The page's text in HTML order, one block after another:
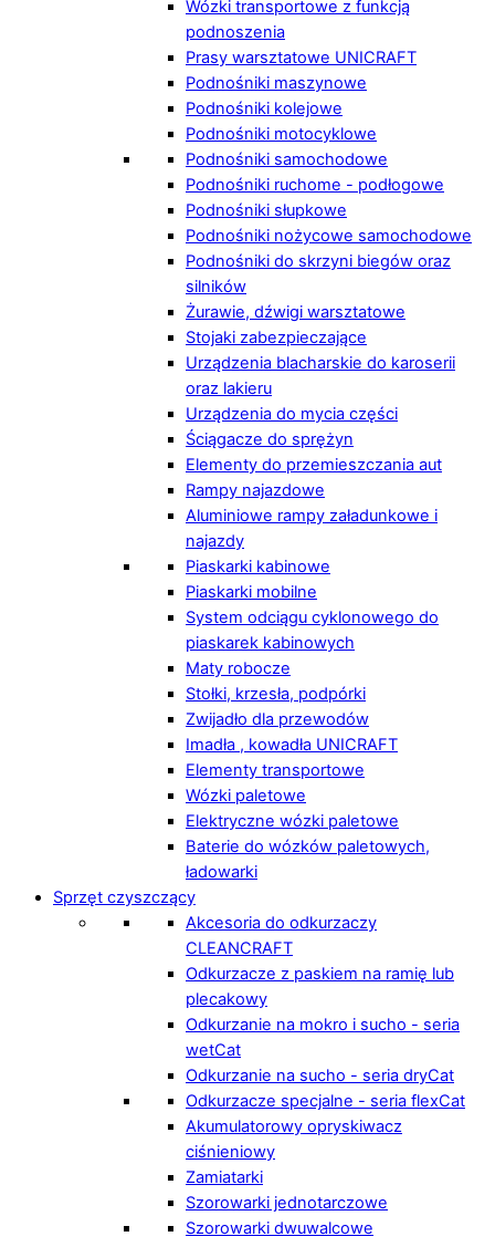
Wózki transportowe z funkcją
podnoszenia
Prasy warsztatowe UNICRAFT
Podnośniki maszynowe
Podnośniki kolejowe
Podnośniki motocyklowe
Podnośniki samochodowe
Podnośniki ruchome - podłogowe
Podnośniki słupkowe
Podnośniki nożycowe samochodowe
Podnośniki do skrzyni biegów oraz
silników
Żurawie, dźwigi warsztatowe
Stojaki zabezpieczające
Urządzenia blacharskie do karoserii
oraz lakieru
Urządzenia do mycia części
Ściągacze do sprężyn
Elementy do przemieszczania aut
Rampy najazdowe
Aluminiowe rampy załadunkowe i
najazdy
Piaskarki kabinowe
Piaskarki mobilne
System odciągu cyklonowego do
piaskarek kabinowych
Maty robocze
Stołki, krzesła, podpórki
Zwijadło dla przewodów
Imadła , kowadła UNICRAFT
Elementy transportowe
Wózki paletowe
Elektryczne wózki paletowe
Baterie do wózków paletowych,
ładowarki
Sprzęt czyszczący
Akcesoria do odkurzaczy
CLEANCRAFT
Odkurzacze z paskiem na ramię lub
plecakowy
Odkurzanie na mokro i sucho - seria
wetCat
Odkurzanie na sucho - seria dryCat
Odkurzacze specjalne - seria flexCat
Akumulatorowy opryskiwacz
ciśnieniowy
Zamiatarki
Szorowarki jednotarczowe
Szorowarki dwuwalcowe